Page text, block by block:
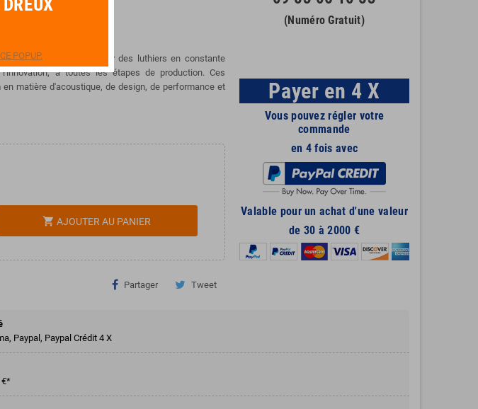
sur le sol japonais par des luthiers en constante
à toutes les étapes de production. Ces
matière d'acoustique, de design, de performance et
shopping_cart AJOUTER AU PANIER
Partager Tweet
(Numéro Gratuit)
Payer en 4 X
Vous pouvez régler votre
commande
en 4 fois avec
Valable pour un achat d'une valeur
de 30 à 2000 €
Paypal, Paypal Crédit 4 X
€*
POPUP.